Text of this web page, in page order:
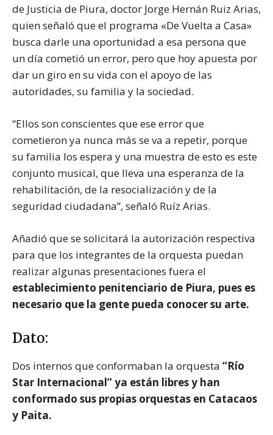
de Justicia de Piura, doctor Jorge Hernán Ruiz Arias,
quien señaló que el programa «De Vuelta a Casa»
busca darle una oportunidad a esa persona que
un día cometió un error, pero que hoy apuesta por
dar un giro en su vida con el apoyo de las
autoridades, su familia y la sociedad.
“Ellos son conscientes que ese error que
cometieron ya nunca más se va a repetir, porque
su familia los espera y una muestra de esto es este
conjunto musical, que lleva una esperanza de la
rehabilitación, de la resocialización y de la
seguridad ciudadana”, señaló Ruíz Arias.
Añadió que se solicitará la autorización respectiva
para que los integrantes de la orquesta puedan
realizar algunas presentaciones fuera el
establecimiento penitenciario de Piura, pues es
necesario que la gente pueda conocer su arte.
Dato:
Dos internos que conformaban la orquesta “Río
Star Internacional” ya están libres y han
conformado sus propias orquestas en Catacaos
y Paita.